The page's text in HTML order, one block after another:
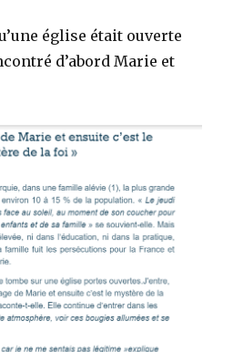
église était ouverte
d’abord Marie et